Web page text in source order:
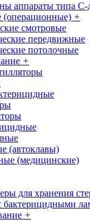
аппараты типа С-
(операционные) +
смотровые
передвижные
потолочные
+
(автоклавы)
(медицинские)
для хранения
+